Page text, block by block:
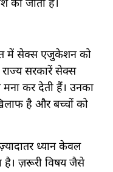
की जाती है।
में सेक्स एजुकेशन को
सरकारें सेक्स
कर देती हैं। उनका
है और बच्चों को
ध्यान केवल
है। ज़रूरी विषय जैसे